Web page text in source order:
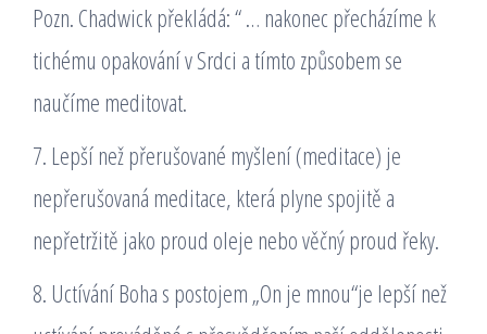
Pozn. Chadwick překládá: “ … nakonec přecházíme k
tichému opakování v Srdci a tímto způsobem se
naučíme meditovat.
7. Lepší než přerušované myšlení (meditace) je
nepřerušovaná meditace, která plyne spojitě a
nepřetržitě jako proud oleje nebo věčný proud řeky.
8. Uctívání Boha s postojem „On je mnou“je lepší než